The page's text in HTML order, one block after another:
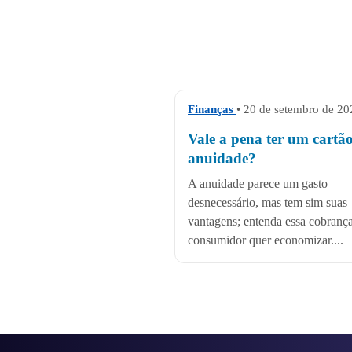
Finanças • 20 de setembro de
Vale a pena ter um
anuidade?
A anuidade parece um gasto
desnecessário, mas tem sim suas
vantagens; entenda essa
consumidor quer economizar....